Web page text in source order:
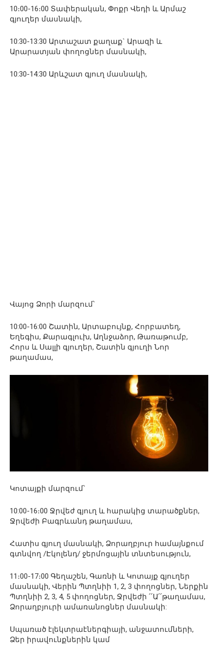
10։00-16։00 Տափերական, Փոքր Վեդի և Արմաշ
գյուղեր մասնակի,
10:30-13:30 Արտաշատ քաղաք` Արազի և
Արարատյան փողոցներ մասնակի,
10:30-14:30 Արևշատ գյուղ մասնակի,
Վայոց Ձորի մարզում՝
10:00-16:00 Շատին, Արտաբույնք, Հորբատեղ,
Եղեգիս, Քարագլուխ, Աղնջաձոր, Թառաթումբ,
Հորս և Սալլի գյուղեր, Շատին գյուղի Նոր
թաղամաս,
Կոտայքի մարզում՝
10:00-16։00 Ջրվեժ գյուղ և հարակից տարածքներ,
Ջրվեժի Բագրևանդ թաղամաս,
Հատիս գյուղ մասնակի, Ձորաղբյուր համայնքում
գտնվող /Էկոլենդ/ ջերմոցային տնտեսություն,
11։00-17։00 Գեղաշեն, Գառնի և Կոտայք գյուղեր
մասնակի, Վերին Պտղնիի 1, 2, 3 փողոցներ, Ներքին
Պտղնիի 2, 3, 4, 5 փողոցներ, Ջրվեժի ՛՛Ա՛՛թաղամաս,
Ձորաղբյուրի ամառանոցներ մասնակի:
Սպառած էլեկտրաէներգիայի, անջատումների,
Ձեր իրավունքներին կամ